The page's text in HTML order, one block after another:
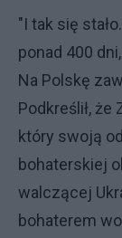
"I tak się
ponad 400
Na Polskę
Podkreślił, że
który swoją
bohaterskiej
walczącej
bohaterem